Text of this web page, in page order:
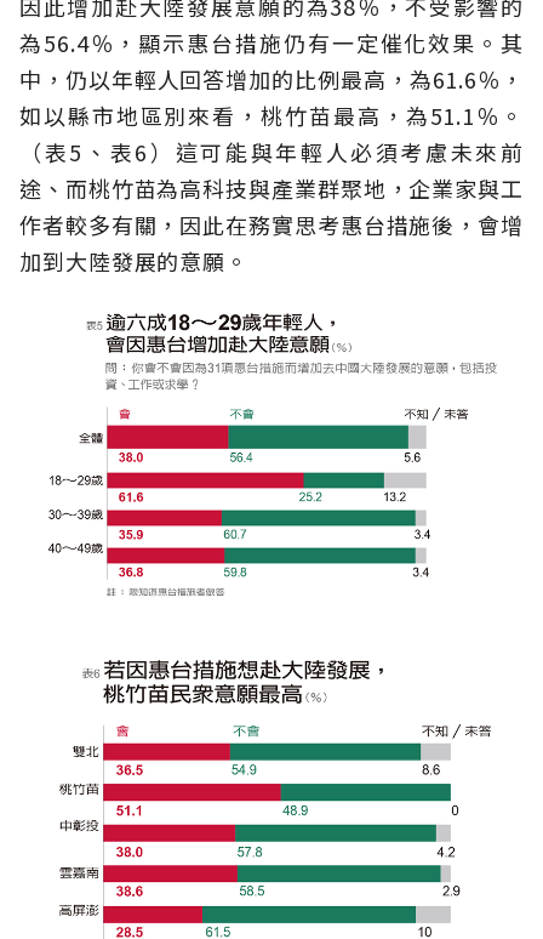
為56.4％，顯示惠台措施仍有一定催化效果。其
中，仍以年輕人回答增加的比例最高，為61.6％，
如以縣市地區別來看，桃竹苗最高，為51.1％。
（表5、表6）這可能與年輕人必須考慮未來前
途、而桃竹苗為高科技與產業群聚地，企業家與工
作者較多有關，因此在務實思考惠台措施後，會增
加到大陸發展的意願。